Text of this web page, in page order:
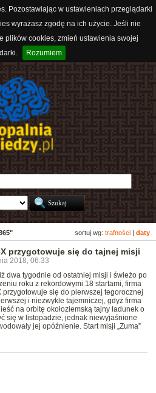
Pozostawiając w ustawieniach przeglądarki
wyrażasz zgodę na ich użycie. Jeśli nie
plików cookies, zmień ustawienia swojej
Rozumiem
sortuj wg: trafności daty
przygotowuje się do tajnej misji
2018, 06:33
dwa tygodnie od ostatniej misji i świeżo po
roku z rekordowymi 18 startami, firma
przygotowuje się do pierwszej tegorocznej
i niezwykle tajemniczej, gdyż firma
na orbitę okołoziemską tajny ładunek o
się w listopadzie, jednak niewyjaśnione
jej opóźnienie. Start misji „Zuma”